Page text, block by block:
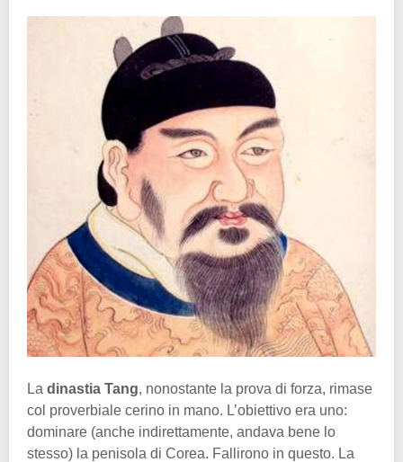
La dinastia Tang, nonostante la prova di forza, rimase
col proverbiale cerino in mano. L’obiettivo era uno:
dominare (anche indirettamente, andava bene lo
stesso) la penisola di Corea. Fallirono in questo. La